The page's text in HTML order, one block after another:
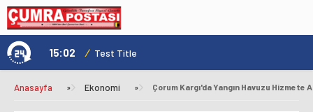
15:02 / Test Title
Anasayfa » Ekonomi » Çorum Kargı'da Yangın Havuzu Hizmete